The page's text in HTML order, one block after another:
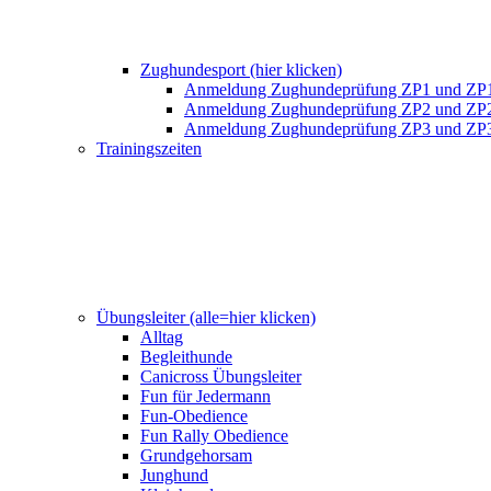
Zughundesport (hier klicken)
Anmeldung Zughundeprüfung ZP1 und
Anmeldung Zughundeprüfung ZP2 und
Anmeldung Zughundeprüfung ZP3 und
Trainingszeiten
Übungsleiter (alle=hier klicken)
Alltag
Begleithunde
Canicross Übungsleiter
Fun für Jedermann
Fun-Obedience
Fun Rally Obedience
Grundgehorsam
Junghund